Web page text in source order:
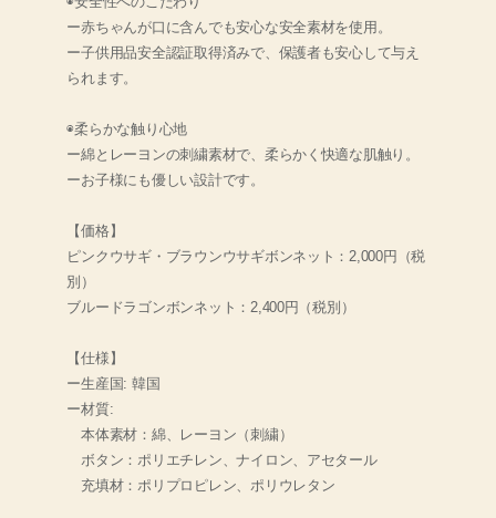
ー赤ちゃんが口に含んでも安心な安全素材を使用。
ー子供用品安全認証取得済みで、保護者も安心して与え
られます。
◉柔らかな触り心地
ー綿とレーヨンの刺繍素材で、柔らかく快適な肌触り。
ーお子様にも優しい設計です。
【価格】
ピンクウサギ・ブラウンウサギボンネット：2,000円（税
別）
ブルードラゴンボンネット：2,400円（税別）
【仕様】
ー生産国: 韓国
ー材質:
本体素材：綿、レーヨン（刺繍）
ボタン：ポリエチレン、ナイロン、アセタール
充填材：ポリプロピレン、ポリウレタン